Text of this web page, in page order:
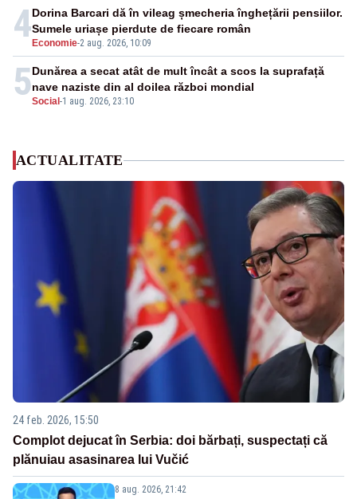
4 Economie-2 aug. 2026, 10:09
Dorina Barcari dă în vileag șmecheria înghețării pensiilor.
Sumele uriașe pierdute de fiecare român
5Social -1 aug. 2026, 23:10
Dunărea a secat atât de mult încât a scos la suprafață
nave naziste din al doilea război mondial
ACTUALITATE
24 feb. 2026, 15:50
Complot dejucat în Serbia: doi bărbați, suspectați că
plănuiau asasinarea lui Vučić
8 aug. 2026, 21:42